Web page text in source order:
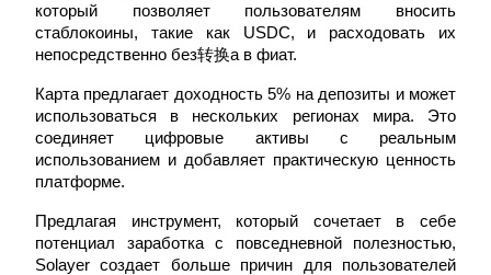
Наслаждайтесь распределением прибыли и комиссиями
за копи-трейдинг
Информация
который позволяет пользователям вносить
стаблокоины, такие как USDC, и расходовать их
непосредственно без转换а в фиат.
Карта предлагает доходность 5% на депозиты и может
использоваться в нескольких регионах мира. Это
соединяет цифровые активы с реальным
использованием и добавляет практическую ценность
платформе.
Предлагая инструмент, который сочетает в себе
потенциал заработка с повседневной полезностью,
Solayer создает больше причин для пользователей